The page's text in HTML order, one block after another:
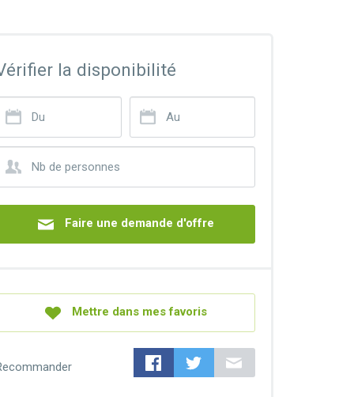
la disponibilité
Faire une demande d'offre
Mettre dans mes favoris